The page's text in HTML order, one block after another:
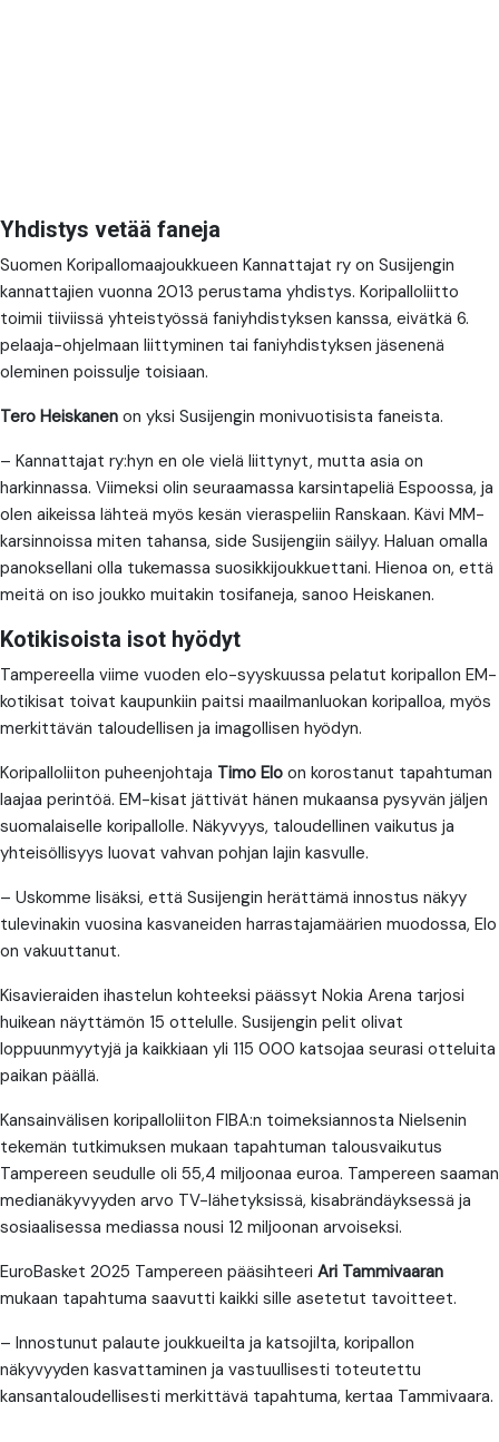
Yhdistys vetää faneja
Suomen Koripallomaajoukkueen Kannattajat ry on Susijengin
kannattajien vuonna 2013 perustama yhdistys. Koripalloliitto
toimii tiiviissä yhteistyössä faniyhdistyksen kanssa, eivätkä 6.
pelaaja-ohjelmaan liittyminen tai faniyhdistyksen jäsenenä
oleminen poissulje toisiaan.
Tero Heiskanen on yksi Susijengin monivuotisista faneista.
– Kannattajat ry:hyn en ole vielä liittynyt, mutta asia on
harkinnassa. Viimeksi olin seuraamassa karsintapeliä Espoossa, ja
olen aikeissa lähteä myös kesän vieraspeliin Ranskaan. Kävi MM-
karsinnoissa miten tahansa, side Susijengiin säilyy. Haluan omalla
panoksellani olla tukemassa suosikkijoukkuettani. Hienoa on, että
meitä on iso joukko muitakin tosifaneja, sanoo Heiskanen.
Kotikisoista isot hyödyt
Tampereella viime vuoden elo-syyskuussa pelatut koripallon EM-
kotikisat toivat kaupunkiin paitsi maailmanluokan koripalloa, myös
merkittävän taloudellisen ja imagollisen hyödyn.
Koripalloliiton puheenjohtaja Timo Elo on korostanut tapahtuman
laajaa perintöä. EM-kisat jättivät hänen mukaansa pysyvän jäljen
suomalaiselle koripallolle. Näkyvyys, taloudellinen vaikutus ja
yhteisöllisyys luovat vahvan pohjan lajin kasvulle.
– Uskomme lisäksi, että Susijengin herättämä innostus näkyy
tulevinakin vuosina kasvaneiden harrastajamäärien muodossa, Elo
on vakuuttanut.
Kisavieraiden ihastelun kohteeksi päässyt Nokia Arena tarjosi
huikean näyttämön 15 ottelulle. Susijengin pelit olivat
loppuunmyytyjä ja kaikkiaan yli 115 000 katsojaa seurasi otteluita
paikan päällä.
Kansainvälisen koripalloliiton FIBA:n toimeksiannosta Nielsenin
tekemän tutkimuksen mukaan tapahtuman talousvaikutus
Tampereen seudulle oli 55,4 miljoonaa euroa. Tampereen saaman
medianäkyvyyden arvo TV-lähetyksissä, kisabrändäyksessä ja
sosiaalisessa mediassa nousi 12 miljoonan arvoiseksi.
EuroBasket 2025 Tampereen pääsihteeri Ari Tammivaaran
mukaan tapahtuma saavutti kaikki sille asetetut tavoitteet.
– Innostunut palaute joukkueilta ja katsojilta, koripallon
näkyvyyden kasvattaminen ja vastuullisesti toteutettu
kansantaloudellisesti merkittävä tapahtuma, kertaa Tammivaara.